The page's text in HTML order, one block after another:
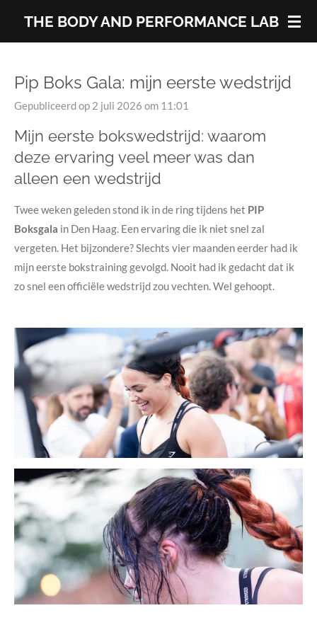
hoofdinhoud
THE BODY AND PERFORMANCE LAB
Pip Boks Gala: mijn eerste wedstrijd
Gepubliceerd op 2 juli 2026 om 11:01
Mijn eerste bokswedstrijd: waarom
deze ervaring veel meer was dan
alleen een wedstrijd
Twee weken geleden stond ik in de ring tijdens het PIP
Boksgala in Den Haag. Een ervaring die ik niet snel zal
vergeten. Het bijzondere? Slechts vier maanden eerder had ik
mijn eerste bokstraining gevolgd. Nooit had ik gedacht dat ik
zo snel een officiële wedstrijd zou vechten. Wel gehoopt.